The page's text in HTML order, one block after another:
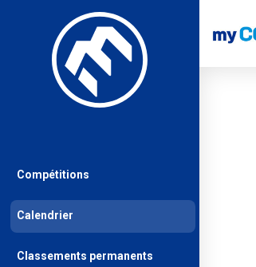
Compétitions
Calendrier
Classements permanents